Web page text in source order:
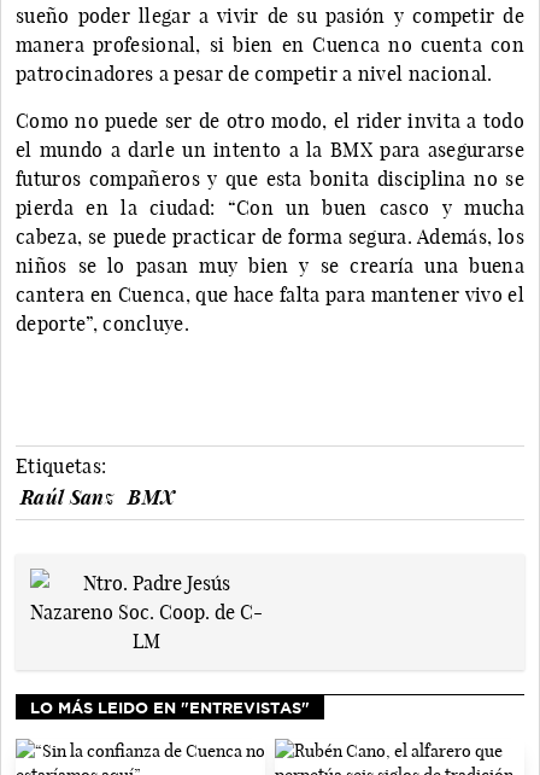
sueño poder llegar a vivir de su pasión y competir de
manera profesional, si bien en Cuenca no cuenta con
patrocinadores a pesar de competir a nivel nacional.
Como no puede ser de otro modo, el rider invita a todo
el mundo a darle un intento a la BMX para asegurarse
futuros compañeros y que esta bonita disciplina no se
pierda en la ciudad: “Con un buen casco y mucha
cabeza, se puede practicar de forma segura. Además, los
niños se lo pasan muy bien y se crearía una buena
cantera en Cuenca, que hace falta para mantener vivo el
deporte”, concluye.
Etiquetas:
Raúl Sanz
BMX
LO MÁS LEIDO EN "ENTREVISTAS"